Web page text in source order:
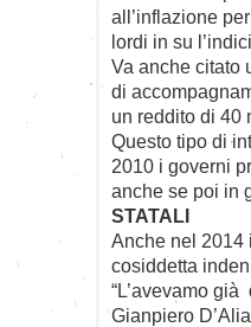
all’inflazione
lordi in su
Va anche citato
di
un reddito di 40
Questo tipo di
2010 i governi
anche se poi in
STATALI
Anche nel 2014
cosiddetta
“L’avevamo
Gianpiero